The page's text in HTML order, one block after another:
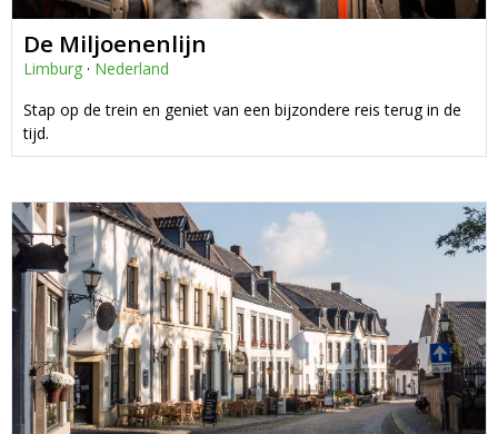
De Miljoenenlijn
Limburg · Nederland
Stap op de trein en geniet van een bijzondere reis terug in de
tijd.